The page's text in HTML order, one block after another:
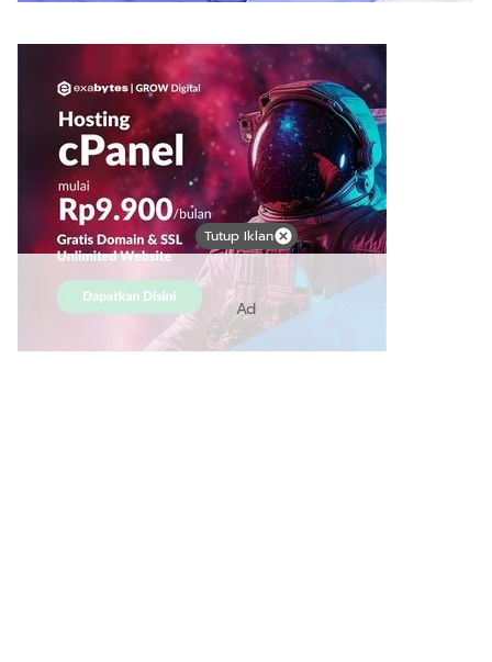
Tutup Iklan
Ad